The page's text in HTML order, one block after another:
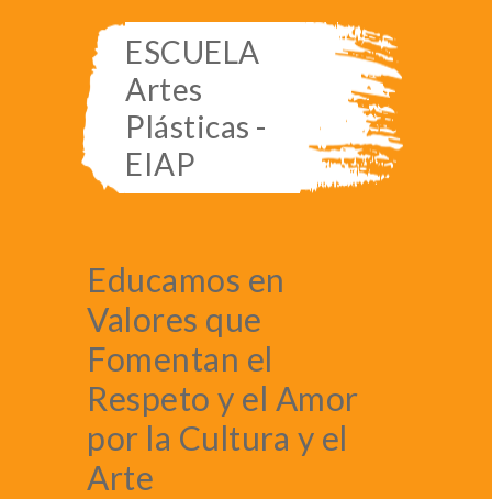
ESCUELA
Artes
Plásticas -
EIAP
Educamos en
Valores que
Fomentan el
Respeto y el Amor
por la Cultura y el
Arte